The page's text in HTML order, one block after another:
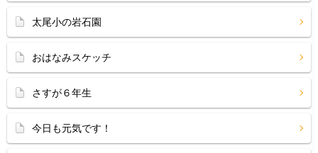
太尾小の岩石園
おはなみスケッチ
さすが６年生
今日も元気です！